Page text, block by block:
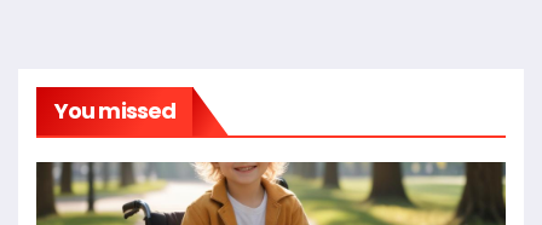
You missed